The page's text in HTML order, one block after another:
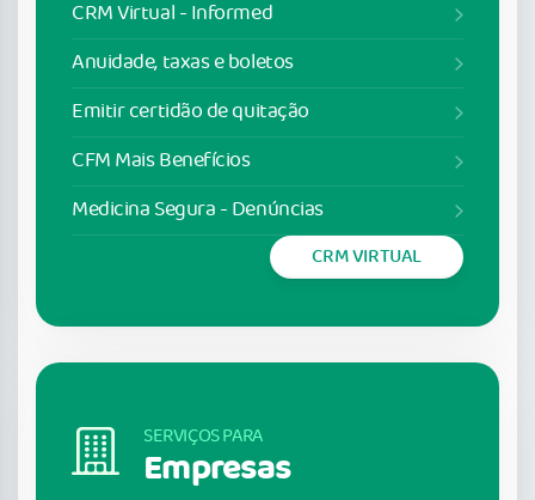
CRM Virtual - Informed
Anuidade, taxas e boletos
Emitir certidão de quitação
CFM Mais Benefícios
Medicina Segura - Denúncias
CRM VIRTUAL
SERVIÇOS PARA
Empresas